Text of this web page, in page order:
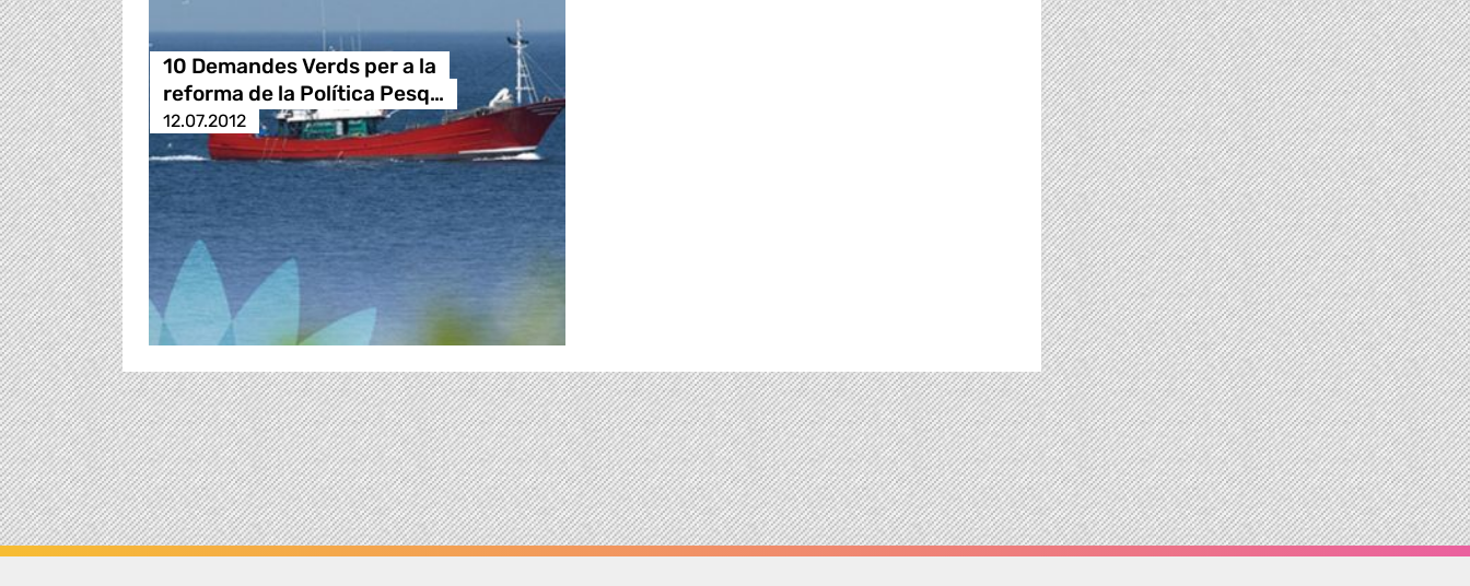
10 Demandes Verds per a la
reforma de la Política Pesq…
12.07.2012